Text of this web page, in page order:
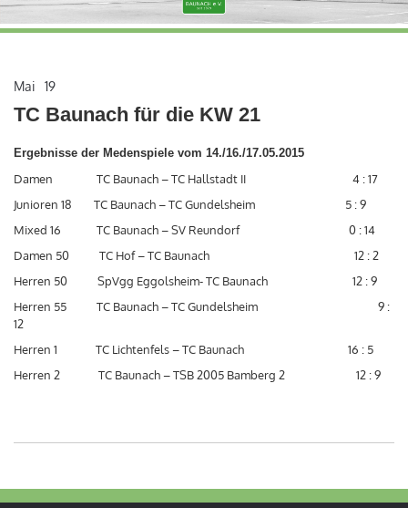
Mai 19
TC Baunach für die KW 21
Ergebnisse der Medenspiele vom 14./16./17.05.2015
Damen TC Baunach – TC Hallstadt II 4 : 17
Junioren 18 TC Baunach – TC Gundelsheim 5 : 9
Mixed 16 TC Baunach – SV Reundorf 0 : 14
Damen 50 TC Hof – TC Baunach 12 : 2
Herren 50 SpVgg Eggolsheim- TC Baunach 12 : 9
Herren 55 TC Baunach – TC Gundelsheim
9 :
12
Herren 1 TC Lichtenfels – TC Baunach 16 : 5
Herren 2 TC Baunach – TSB 2005 Bamberg 2 12 : 9